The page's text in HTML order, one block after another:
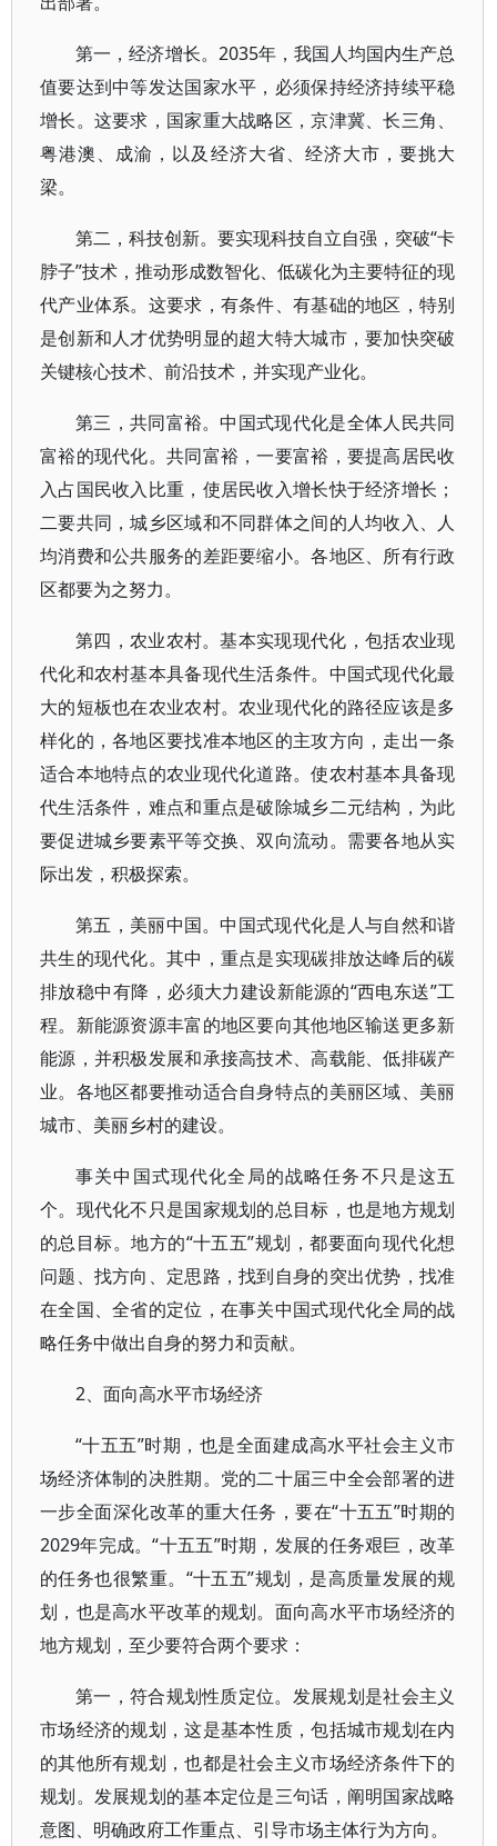
第一，经济增长。2035年，我国人均国内生产总
值要达到中等发达国家水平，必须保持经济持续平稳
增长。这要求，国家重大战略区，京津冀、长三角、
粤港澳、成渝，以及经济大省、经济大市，要挑大
梁。
第二，科技创新。要实现科技自立自强，突破“卡
脖子”技术，推动形成数智化、低碳化为主要特征的现
代产业体系。这要求，有条件、有基础的地区，特别
是创新和人才优势明显的超大特大城市，要加快突破
关键核心技术、前沿技术，并实现产业化。
第三，共同富裕。中国式现代化是全体人民共同
富裕的现代化。共同富裕，一要富裕，要提高居民收
入占国民收入比重，使居民收入增长快于经济增长；
二要共同，城乡区域和不同群体之间的人均收入、人
均消费和公共服务的差距要缩小。各地区、所有行政
区都要为之努力。
第四，农业农村。基本实现现代化，包括农业现
代化和农村基本具备现代生活条件。中国式现代化最
大的短板也在农业农村。农业现代化的路径应该是多
样化的，各地区要找准本地区的主攻方向，走出一条
适合本地特点的农业现代化道路。使农村基本具备现
代生活条件，难点和重点是破除城乡二元结构，为此
要促进城乡要素平等交换、双向流动。需要各地从实
际出发，积极探索。
第五，美丽中国。中国式现代化是人与自然和谐
共生的现代化。其中，重点是实现碳排放达峰后的碳
排放稳中有降，必须大力建设新能源的“西电东送”工
程。新能源资源丰富的地区要向其他地区输送更多新
能源，并积极发展和承接高技术、高载能、低排碳产
业。各地区都要推动适合自身特点的美丽区域、美丽
城市、美丽乡村的建设。
事关中国式现代化全局的战略任务不只是这五
个。现代化不只是国家规划的总目标，也是地方规划
的总目标。地方的“十五五”规划，都要面向现代化想
问题、找方向、定思路，找到自身的突出优势，找准
在全国、全省的定位，在事关中国式现代化全局的战
略任务中做出自身的努力和贡献。
2、面向高水平市场经济
“十五五”时期，也是全面建成高水平社会主义市
场经济体制的决胜期。党的二十届三中全会部署的进
一步全面深化改革的重大任务，要在“十五五”时期的
2029年完成。“十五五”时期，发展的任务艰巨，改革
的任务也很繁重。“十五五”规划，是高质量发展的规
划，也是高水平改革的规划。面向高水平市场经济的
地方规划，至少要符合两个要求：
第一，符合规划性质定位。发展规划是社会主义
市场经济的规划，这是基本性质，包括城市规划在内
的其他所有规划，也都是社会主义市场经济条件下的
规划。发展规划的基本定位是三句话，阐明国家战略
意图、明确政府工作重点、引导市场主体行为方向。